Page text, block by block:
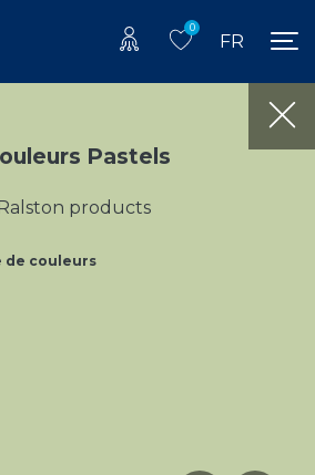
0
FR
Pastels
products
de couleurs